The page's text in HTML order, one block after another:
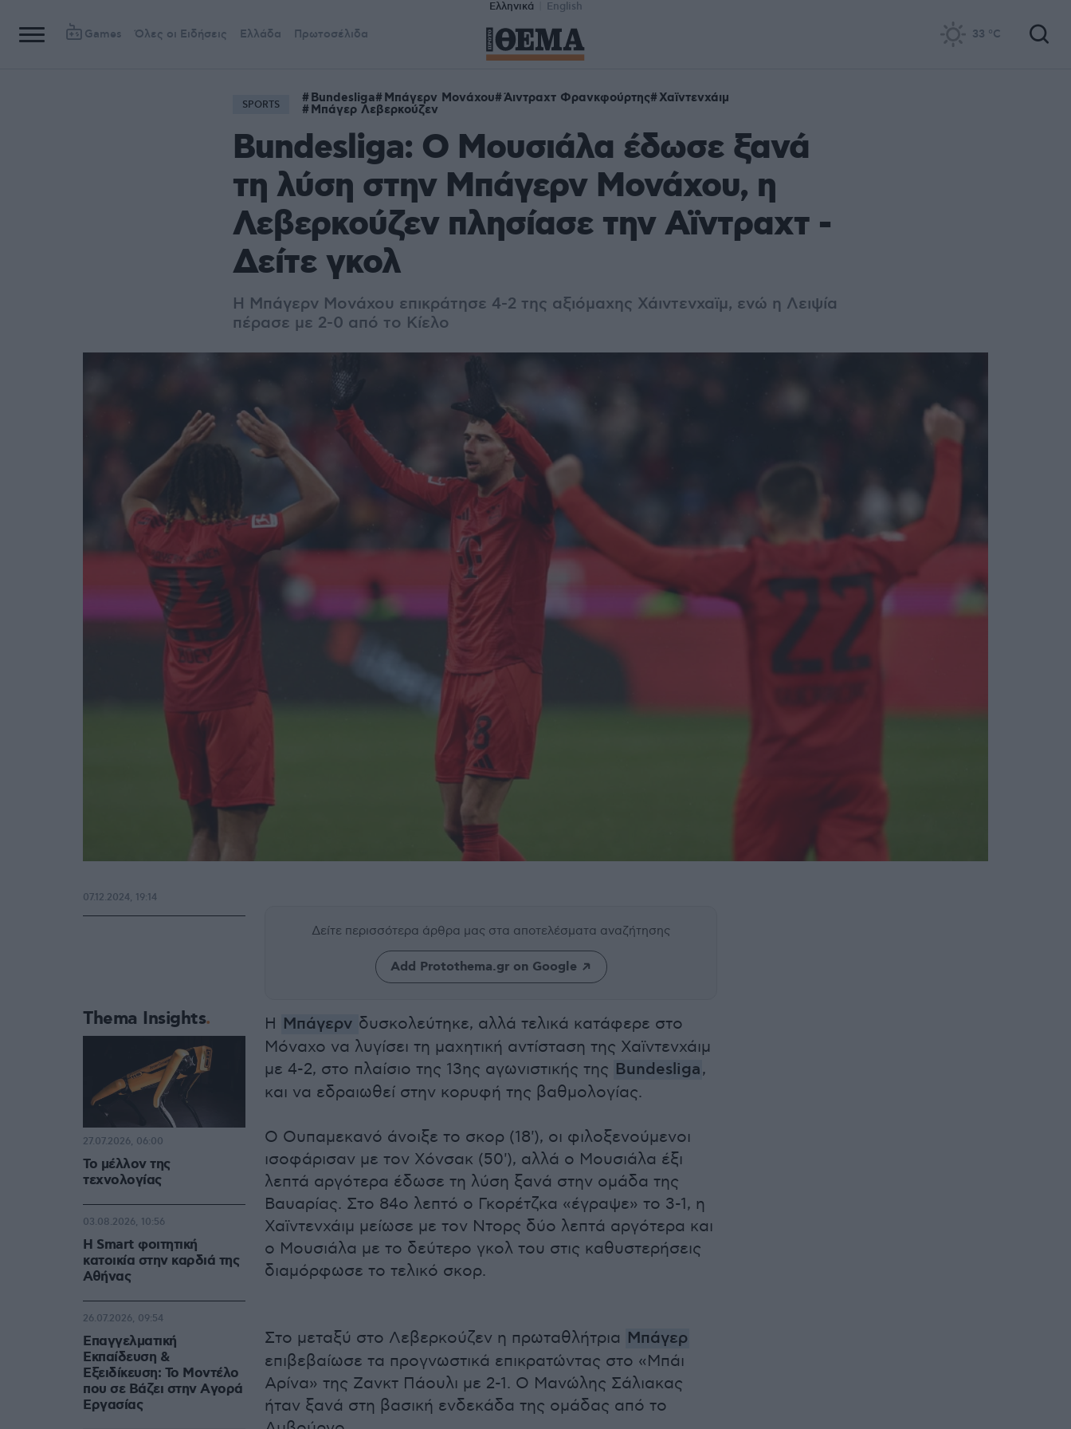
Ελληνικά English
Games Όλες οι Ειδήσεις Ελλάδα Πρωτοσέλιδα 33 °C
SPORTS Bundesliga Μπάγερν Μονάχου Άιντραχτ Φρανκφούρτης Χαϊντενχάιμ
Μπάγερ Λεβερκούζεν
Bundesliga: Ο Μουσιάλα έδωσε ξανά
τη λύση στην Μπάγερν Μονάχου, η
Λεβερκούζεν πλησίασε την Αϊντραχτ -
Δείτε γκολ
Η Μπάγερν Μονάχου επικράτησε 4-2 της αξιόμαχης Χάιντενχαϊμ, ενώ η Λειψία
πέρασε με 2-0 από το Κίελo
Δείτε περισσότερα άρθρα μας στα αποτελέσματα αναζήτησης
Add Protothema.gr on Google
Η Μπάγερν δυσκολεύτηκε, αλλά τελικά κατάφερε στο
Μόναχο να λυγίσει τη μαχητική αντίσταση της Χαϊντενχάιμ
με 4-2, στο πλαίσιο της 13ης αγωνιστικής της Bundesliga,
και να εδραιωθεί στην κορυφή της βαθμολογίας.
Ο Ουπαμεκανό άνοιξε το σκορ (18'), οι φιλοξενούμενοι
ισοφάρισαν με τον Χόνσακ (50'), αλλά ο Μουσιάλα έξι
λεπτά αργότερα έδωσε τη λύση ξανά στην ομάδα της
Βαυαρίας. Στο 84ο λεπτό ο Γκορέτζκα «έγραψε» το 3-1, η
Χαϊντενχάιμ μείωσε με τον Ντορς δύο λεπτά αργότερα και
ο Μουσιάλα με το δεύτερο γκολ του στις καθυστερήσεις
διαμόρφωσε το τελικό σκορ.
Στο μεταξύ στο Λεβερκούζεν η πρωταθλήτρια Μπάγερ
επιβεβαίωσε τα προγνωστικά επικρατώντας στο «Μπάι
Αρίνα» της Ζανκτ Πάουλι με 2-1. Ο Μανώλης Σάλιακας
ήταν ξανά στη βασική ενδεκάδα της ομάδας από το
07.12.2024, 19:14
Thema Insights
Το μέλλον της
τεχνολογίας
27.07.2026, 06:00
Η Smart φοιτητική
κατοικία στην καρδιά της
Αθήνας
03.08.2026, 10:56
Επαγγελματική
Εκπαίδευση &
Εξειδίκευση: Το Mοντέλο
που σε Bάζει στην Aγορά
Eργασίας
26.07.2026, 09:54